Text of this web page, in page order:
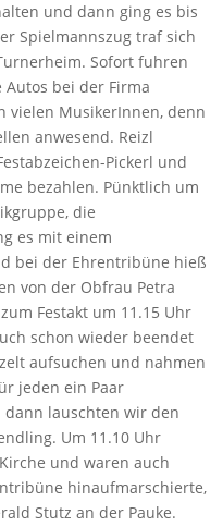
und dann ging es bis
Spielmannszug traf sich
Sofort fuhren
bei der Firma
vielen MusikerInnen, denn
anwesend. Reizl
Pickerl und
bezahlen. Pünktlich um
die
es mit einem
bei der Ehrentribüne hieß
von der Obfrau Petra
Festakt um 11.15 Uhr
schon wieder beendet
aufsuchen und nahmen
jeden ein Paar
lauschten wir den
Um 11.10 Uhr
und waren auch
hinaufmarschierte,
Stutz an der Pauke.